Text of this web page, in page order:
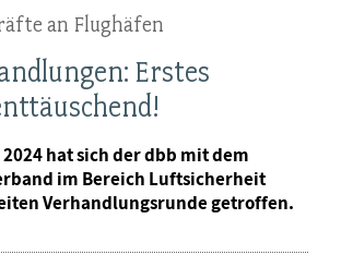
an Flughäfen
Erstes
hat sich der dbb mit dem
im Bereich Luftsicherheit
Verhandlungsrunde getroffen.